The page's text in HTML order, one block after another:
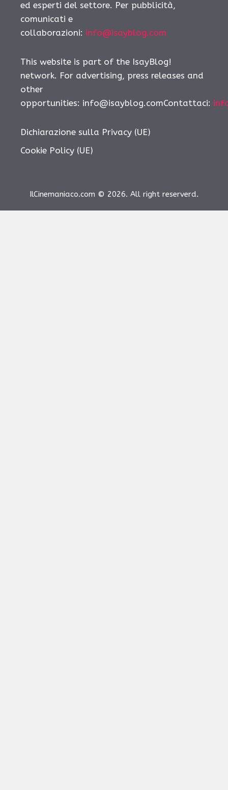
ed esperti del settore. Per pubblicità,
comunicati e
collaborazioni: info@isayblog.com
This website is part of the IsayBlog!
network. For advertising, press releases and
other
opportunities: info@isayblog.comContattaci:
Dichiarazione sulla Privacy (UE)
Cookie Policy (UE)
IlCinemaniaco.com © 2026. All right reserverd.